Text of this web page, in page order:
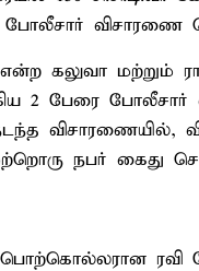
போலீசார் விசாரணை
கலுவா மற்றும்
2 பேரை
விசாரணையில்,
நபர் கைது
ரவி